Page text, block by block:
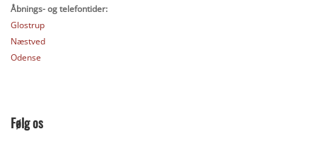
Åbnings- og telefontider:
Glostrup
Næstved
Odense
Følg os